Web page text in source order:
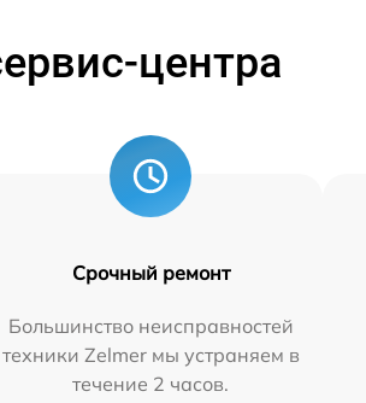
центра
Срочный ремонт
Большинство неисправностей
техники Zelmer мы устраняем в
течение 2 часов.